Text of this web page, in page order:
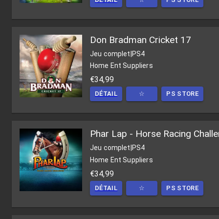
Don Bradman Cricket 17
Jeu complet|PS4
Home Ent Suppliers
€34,99
DÉTAIL ☆ PS STORE
Phar Lap - Horse Racing
Jeu complet PS4
Home Ent Suppliers
€34,99
DÉTAIL ☆ PS STORE